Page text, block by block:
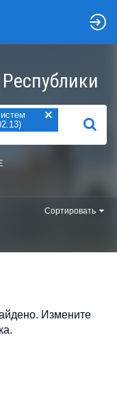
×
НАЙТИ
Сортировать
Измените